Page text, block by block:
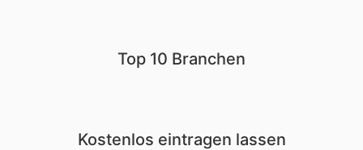
Top 10 Branchen
Kostenlos eintragen lassen